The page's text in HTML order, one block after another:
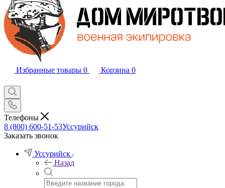
Избранные товары 0 Корзина 0
Телефоны
8 (800) 600-51-53Уссурийск
Заказать звонок
Уссурийск
Назад